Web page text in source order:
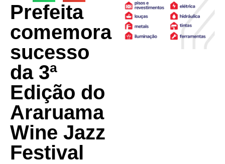
Prefeita
comemora
sucesso
da 3ª
Edição do
Araruama
Wine Jazz
Festival